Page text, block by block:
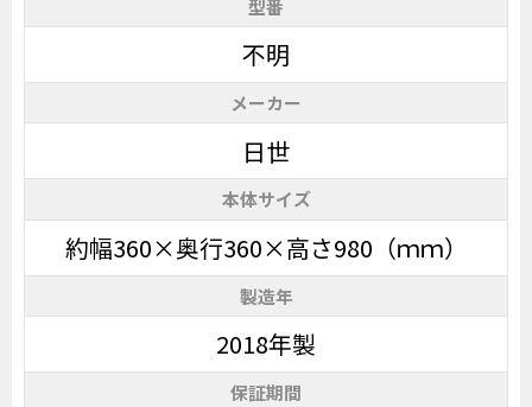
型番
不明
メーカー
日世
本体サイズ
約幅360×奥行360×高さ980（ｍｍ）
製造年
2018年製
保証期間